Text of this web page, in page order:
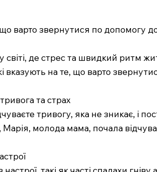
варто звернутися по допомогу
світі, де стрес та швидкий ритм
вказують на те, що варто
та страх
тривогу, яка не зникає, і
молода мама, почала